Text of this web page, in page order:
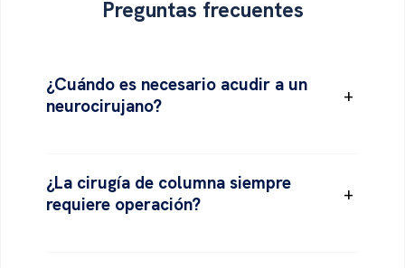
Preguntas frecuentes
¿Cuándo es necesario acudir a un
neurocirujano?
+
¿La cirugía de columna siempre
requiere operación?
+